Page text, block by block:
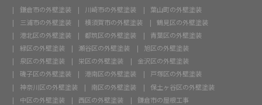
鎌倉市の外壁塗装
川崎市の外壁塗装
葉山町の外壁塗装
三浦市の外壁塗装
横須賀市の外壁塗装
鶴見区の外壁塗装
港北区の外壁塗装
都筑区の外壁塗装
青葉区の外壁塗装
緑区の外壁塗装
瀬谷区の外壁塗装
旭区の外壁塗装
泉区の外壁塗装
栄区の外壁塗装
金沢区の外壁塗装
磯子区の外壁塗装
港南区の外壁塗装
戸塚区の外壁塗装
神奈川区の外壁塗装
南区の外壁塗装
保土ヶ谷区の外壁塗装
中区の外壁塗装
西区の外壁塗装
鎌倉市の屋根工事